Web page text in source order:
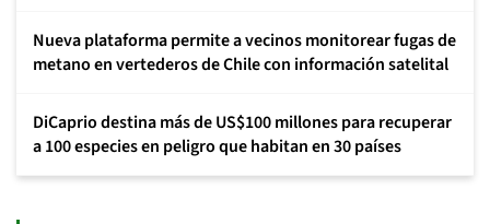
Nueva plataforma permite a vecinos monitorear fugas de
metano en vertederos de Chile con información satelital
DiCaprio destina más de US$100 millones para recuperar
a 100 especies en peligro que habitan en 30 países